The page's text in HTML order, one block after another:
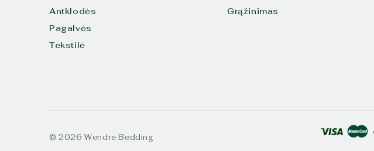
Antklodės
Pagalvės
Tekstilė
Grąžinimas
© 2026 Wendre Bedding